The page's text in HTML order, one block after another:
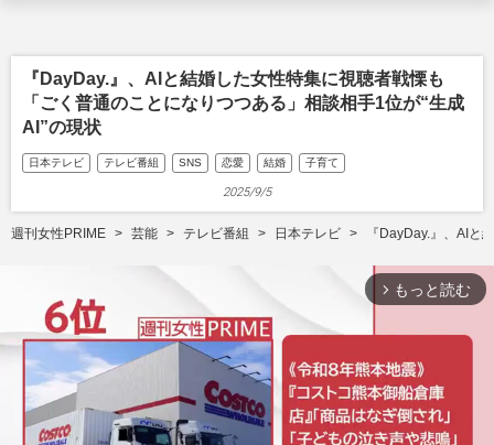
『DayDay.』、AIと結婚した女性特集に視聴者戦慄も
「ごく普通のことになりつつある」相談相手1位が“生成
AI”の現状
日本テレビ テレビ番組 SNS 恋愛 結婚 子育て
2025/9/5
週刊女性PRIME 芸能 テレビ番組 日本テレビ 『DayDay.』、AIと
arrow_forward_ios もっと読む